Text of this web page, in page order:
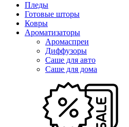
Пледы
Готовые шторы
Ковры
Ароматизаторы
Аромаспреи
Диффузоры
Саше для авто
Саше для дома